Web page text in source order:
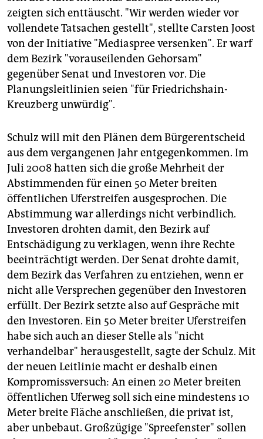
zeigten sich enttäuscht. "Wir werden wieder vor
vollendete Tatsachen gestellt", stellte Carsten Joost
von der Initiative "Mediaspree versenken". Er warf
dem Bezirk "vorauseilenden Gehorsam"
gegenüber Senat und Investoren vor. Die
Planungsleitlinien seien "für Friedrichshain-
Kreuzberg unwürdig".
Schulz will mit den Plänen dem Bürgerentscheid
aus dem vergangenen Jahr entgegenkommen. Im
Juli 2008 hatten sich die große Mehrheit der
Abstimmenden für einen 50 Meter breiten
öffentlichen Uferstreifen ausgesprochen. Die
Abstimmung war allerdings nicht verbindlich.
Investoren drohten damit, den Bezirk auf
Entschädigung zu verklagen, wenn ihre Rechte
beeinträchtigt werden. Der Senat drohte damit,
dem Bezirk das Verfahren zu entziehen, wenn er
nicht alle Versprechen gegenüber den Investoren
erfüllt. Der Bezirk setzte also auf Gespräche mit
den Investoren. Ein 50 Meter breiter Uferstreifen
habe sich auch an dieser Stelle als "nicht
verhandelbar" herausgestellt, sagte der Schulz. Mit
der neuen Leitlinie macht er deshalb einen
Kompromissversuch: An einen 20 Meter breiten
öffentlichen Uferweg soll sich eine mindestens 10
Meter breite Fläche anschließen, die privat ist,
aber unbebaut. Großzügige "Spreefenster" sollen